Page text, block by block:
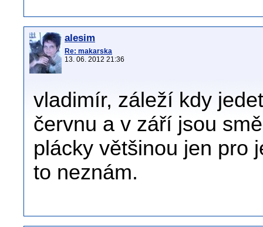
alesim
Re: makarska
13. 06. 2012 21:36
vladimír, záleží kdy
červnu a v září jsou
plácky většinou jen pro
to neznám.